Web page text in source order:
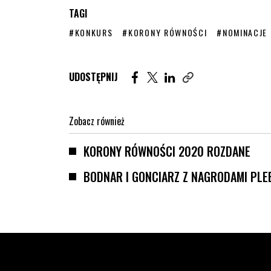
TAGI
STRONA TAGU WPISÓW
#KONKURS STRONA TAGU WPISÓW
#KORONY RÓWNOŚCI STRONA
#NOMINACJE
UDOSTĘPNIJ Udostępnij artykuł na Facebook.
Udostępnij artykuł na
Udostępnij artykuł na
Zobacz również
KORONY RÓWNOŚCI 2020 ROZDANE
BODNAR I GONCIARZ Z NAGRODAMI